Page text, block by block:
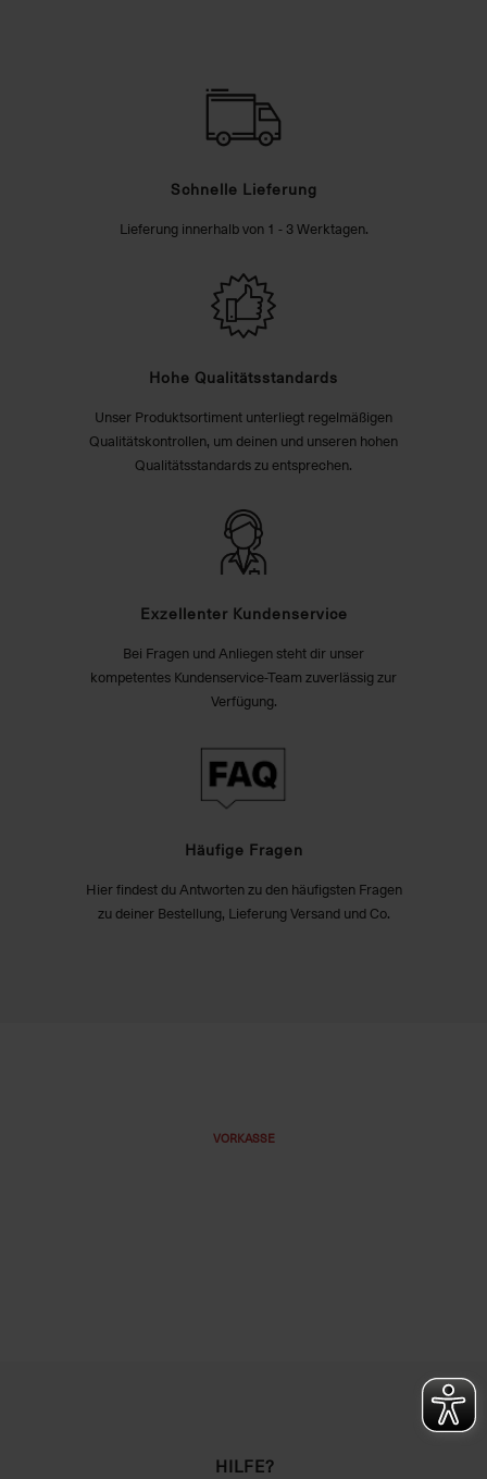
Schnelle Lieferung
Lieferung innerhalb von 1 - 3 Werktagen.
Hohe Qualitätsstandards
Unser Produktsortiment unterliegt regelmäßigen
Qualitätskontrollen, um deinen und unseren hohen
Qualitätsstandards zu entsprechen.
Exzellenter Kundenservice
Bei Fragen und Anliegen steht dir unser
kompetentes Kundenservice-Team zuverlässig zur
Verfügung.
Häufige Fragen
Hier findest du Antworten zu den häufigsten Fragen
zu deiner Bestellung, Lieferung Versand und Co.
VORKASSE
HILFE?